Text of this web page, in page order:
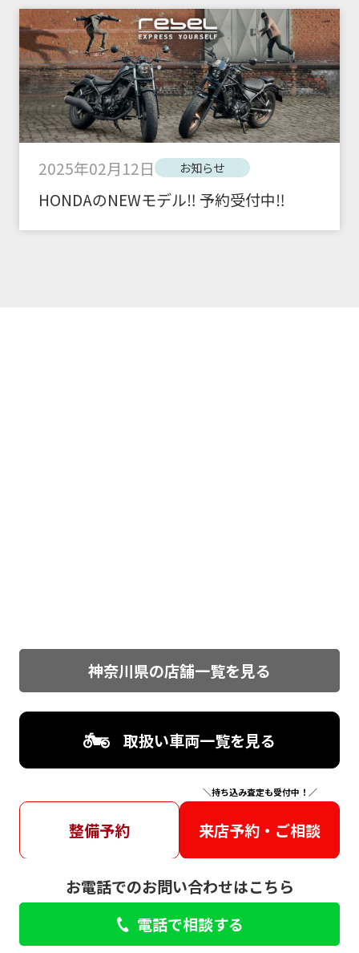
2025年02月12日 お知らせ
HONDAのNEWモデル‼ 予約受付中‼
神奈川県の店舗一覧を見る
取扱い車両一覧を見る
来店予約・ご相談
＼持ち込み査定も受付中！／
整備予約
お電話でのお問い合わせはこちら
電話で相談する